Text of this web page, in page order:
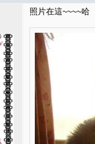
照片在這~~~~哈